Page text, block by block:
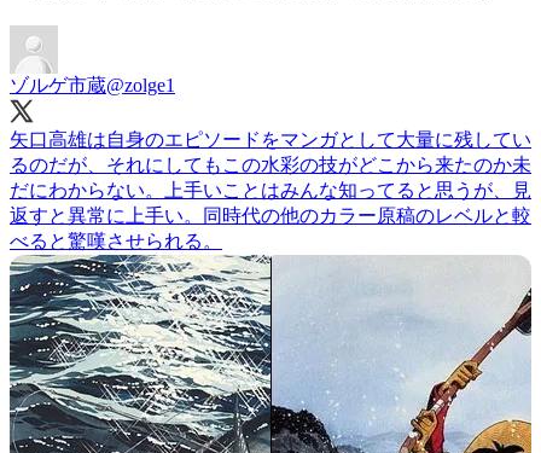
ゾルゲ市蔵@zolge1
矢口高雄は自身のエピソードをマンガとして大量に残してい
るのだが、それにしてもこの水彩の技がどこから来たのか未
だにわからない。上手いことはみんな知ってると思うが、見
返すと異常に上手い。同時代の他のカラー原稿のレベルと較
べると驚嘆させられる。